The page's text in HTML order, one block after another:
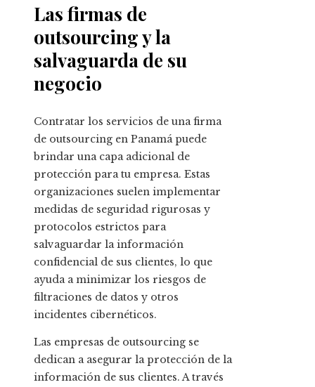
Las firmas de
outsourcing y la
salvaguarda de su
negocio
Contratar los servicios de una firma
de outsourcing en Panamá puede
brindar una capa adicional de
protección para tu empresa. Estas
organizaciones suelen implementar
medidas de seguridad rigurosas y
protocolos estrictos para
salvaguardar la información
confidencial de sus clientes, lo que
ayuda a minimizar los riesgos de
filtraciones de datos y otros
incidentes cibernéticos.
Las empresas de outsourcing se
dedican a asegurar la protección de la
información de sus clientes. A través